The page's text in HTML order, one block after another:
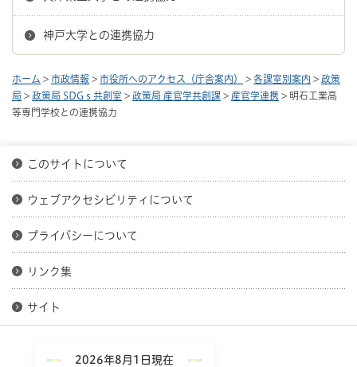
神戸大学との連携協力
ホーム > 市政情報 > 市役所へのアクセス（庁舎案内） > 各課室別案内 > 政策
局 > 政策局 SDGｓ共創室 > 政策局 産官学共創課 > 産官学連携 > 明石工業高
等専門学校との連携協力
このサイトについて
ウェブアクセシビリティについて
プライバシーについて
リンク集
サイト
2026年8月1日現在